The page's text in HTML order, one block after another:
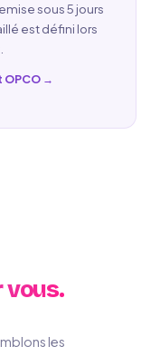
sous 5 jours
est défini lors
OPCO →
vous.
les